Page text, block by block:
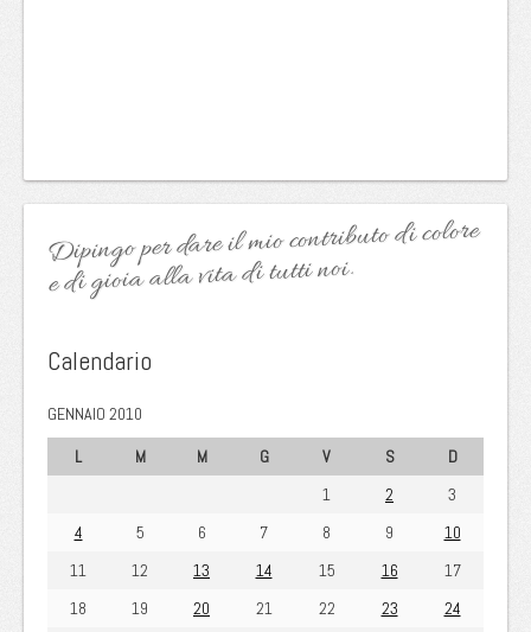
Dipingo per dare il mio contributo di colore
e di gioia alla vita di tutti noi.
Calendario
GENNAIO 2010
L
M M G V S
D
1
2
3
4
5 6 7 8 9
10
11
12 13 14 15 16
17
18
19 20 21 22 23
24